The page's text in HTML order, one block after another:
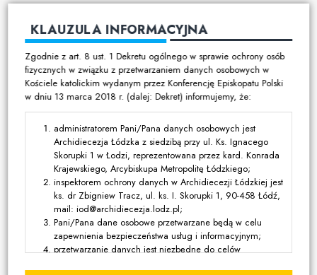
Cmentarze
Duszpasterstwo
Program duszpasterski
Kalendarz pracy duszpasterskiej
Duszpasterstwo specjalistyczne
Ruchy i stowarzyszenia
Multimedia
Filmy
Zdjęcia
Media katolickie
Kontakt
KLAUZULA INFORMACYJNA
Zgodnie z art. 8 ust. 1 Dekretu ogólnego w sprawie ochrony osób
fizycznych w związku z przetwarzaniem danych osobowych w
Kościele katolickim wydanym przez Konferencję Episkopatu Polski
w dniu 13 marca 2018 r. (dalej: Dekret) informujemy, że:
administratorem Pani/Pana danych osobowych jest
Archidiecezja Łódzka z siedzibą przy ul. Ks. Ignacego
Skorupki 1 w Łodzi, reprezentowana przez kard. Konrada
Krajewskiego, Arcybiskupa Metropolitę Łódzkiego;
inspektorem ochrony danych w Archidiecezji Łódzkiej jest
ks. dr Zbigniew Tracz, ul. ks. I. Skorupki 1, 90-458 Łódź,
mail: iod@archidiecezja.lodz.pl;
Pani/Pana dane osobowe przetwarzane będą w celu
zapewnienia bezpieczeństwa usług i informacyjnym;
przetwarzanie danych jest niezbędne do celów